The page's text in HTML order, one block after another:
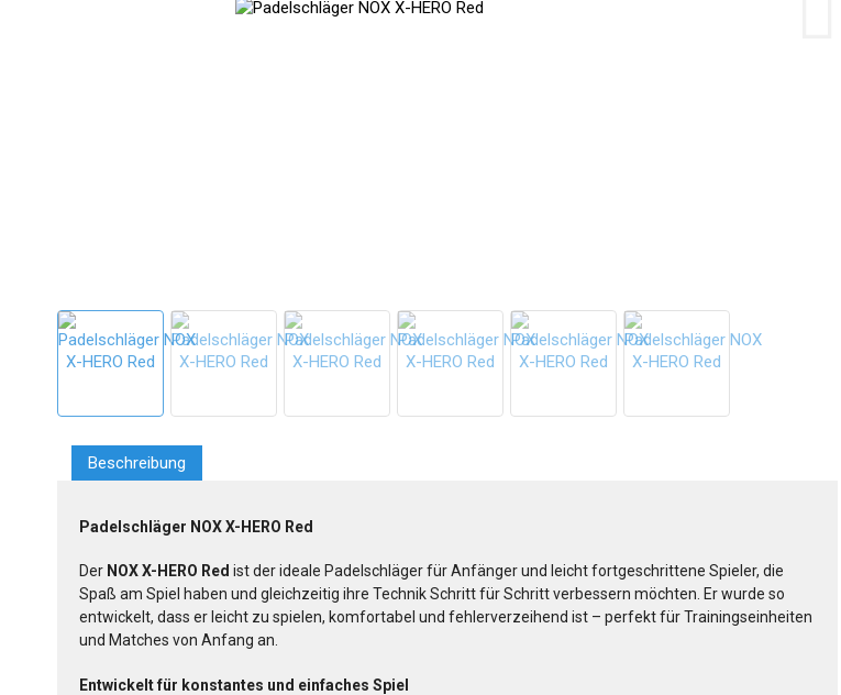
Beschreibung
Padelschläger NOX X-HERO Red
Der NOX X-HERO Red ist der ideale Padelschläger für Anfänger und leicht fortgeschrittene Spieler, die
Spaß am Spiel haben und gleichzeitig ihre Technik Schritt für Schritt verbessern möchten. Er wurde so
entwickelt, dass er leicht zu spielen, komfortabel und fehlerverzeihend ist – perfekt für Trainingseinheiten
und Matches von Anfang an.
Entwickelt für konstantes und einfaches Spiel